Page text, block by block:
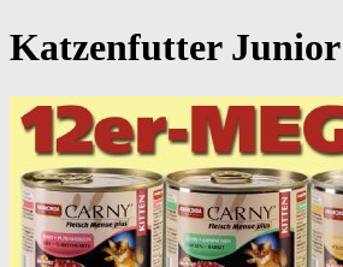
Katzenfutter Junior